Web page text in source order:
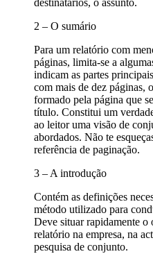
destinatários, o assunto.
2 – O sumário
Para um relatório com
páginas, limita-se a
indicam as partes
com mais de dez páginas,
formado pela página que
título. Constitui um
ao leitor uma visão de
abordados. Não te
referência de paginação.
3 – A introdução
Contém as definições
método utilizado para
Deve situar rapidamente o
relatório na empresa, na
pesquisa de conjunto.